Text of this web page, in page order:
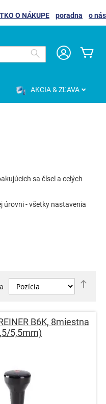
O NÁKUPE poradna
o nás
Search
AKCIA & ZĽAVA
sa čísel a celých
úrovni - všetky nastavenia
B6K, 8miestna
5,5mm)